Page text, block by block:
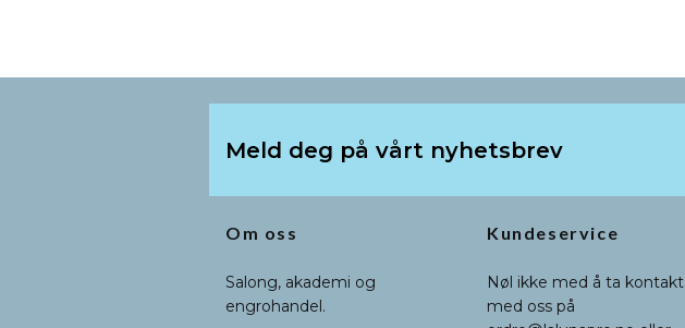
Meld deg på vårt nyhetsbrev
Om oss
Salong, akademi og
engrohandel.
Kundeservice
Nøl ikke med å ta kontakt
med oss på